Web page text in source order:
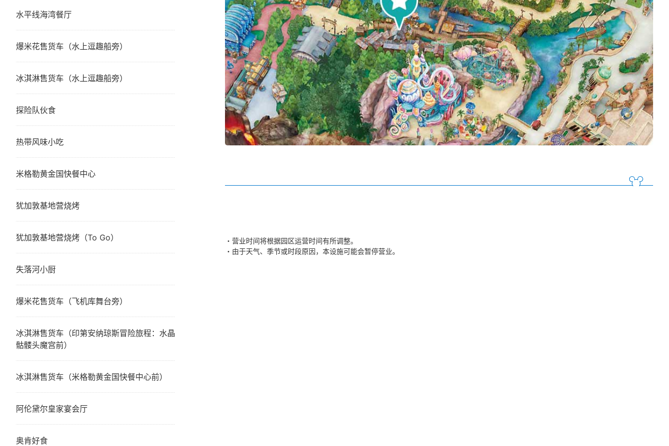
营业时间将根据园区运营时间有所调整。
由于天气、季节或时段原因，本设施可能会暂停营业。
水平线海湾餐厅
爆米花售货车（水上逗趣船旁）
冰淇淋售货车（水上逗趣船旁）
探险队伙食
热带风味小吃
米格勒黄金国快餐中心
犹加敦基地营烧烤
犹加敦基地营烧烤（To Go）
失落河小厨
爆米花售货车（飞机库舞台旁）
冰淇淋售货车（印第安纳琼斯冒险旅程：水晶
骷髅头魔宫前）
冰淇淋售货车（米格勒黄金国快餐中心前）
阿伦黛尔皇家宴会厅
奥肯好食